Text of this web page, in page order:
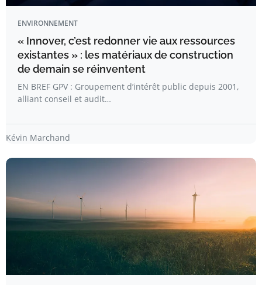
ENVIRONNEMENT
« Innover, c’est redonner vie aux ressources
existantes » : les matériaux de construction
de demain se réinventent
EN BREF GPV : Groupement d’intérêt public depuis 2001,
alliant conseil et audit…
Kévin Marchand